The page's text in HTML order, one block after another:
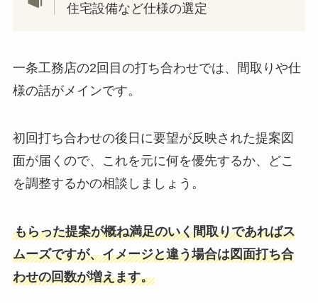
住宅設備など仕様の選定
一条工務店の2回目の打ち合わせでは、間取りや仕
様の話がメインです。
初回打ち合わせの後日に要望が反映された提案図
面が届くので、これを元に何を優先するか、どこ
を調整するかの相談しましょう。
もらった提案が概ね満足のいく間取りであればス
ムーズですが、イメージと違う場合は図面打ち合
わせの回数が増えます。